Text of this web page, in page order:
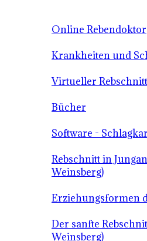
Online Rebendoktor
Krankheiten und
Virtueller
Bücher
Software -
Rebschnitt in
Weinsberg)
Erziehungsformen
Der sanfte
Weinsberg)